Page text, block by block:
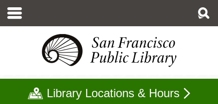
至
Library Locations & Hours